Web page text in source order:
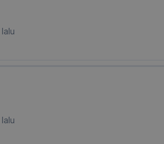
lalu
lalu